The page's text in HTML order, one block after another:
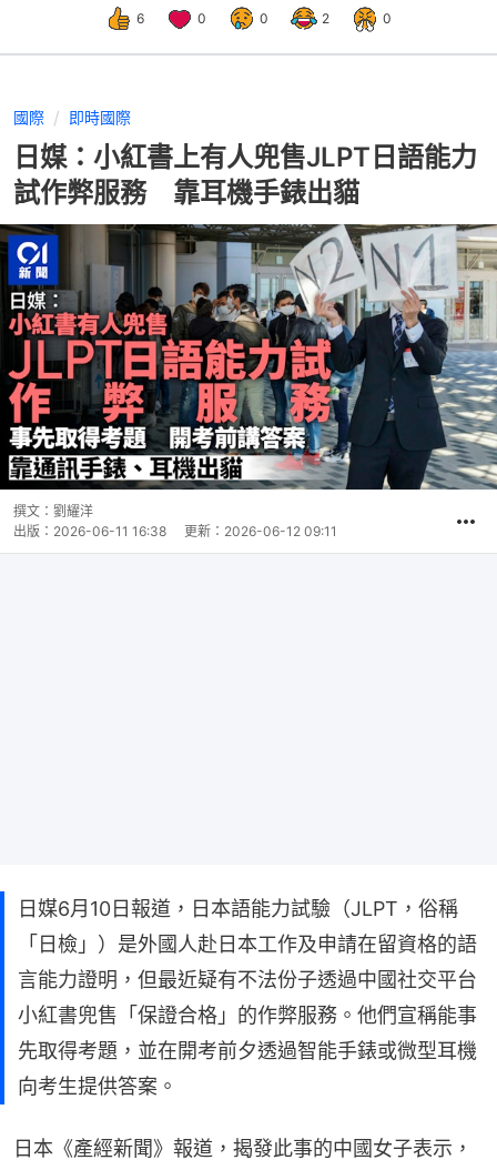
6 0 0 2 0
國際 即時國際
日媒：小紅書上有人兜售JLPT日語能力
試作弊服務 靠耳機手錶出貓
撰文： 劉耀洋
出版： 2026-06-11 16:38 更新： 2026-06-12 09:11
日媒6月10日報道，日本語能力試驗（JLPT，俗稱
「日檢」）是外國人赴日本工作及申請在留資格的語
言能力證明，但最近疑有不法份子透過中國社交平台
小紅書兜售「保證合格」的作弊服務。他們宣稱能事
先取得考題，並在開考前夕透過智能手錶或微型耳機
向考生提供答案。
日本《產經新聞》報道，揭發此事的中國女子表示，